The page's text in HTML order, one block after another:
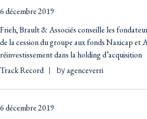
6 décembre 2019
Frieh, Brault & Associés conseille les
de la cession du groupe aux fonds Naxicap et
réinvestissement dans la holding d’acquisition
Track Record
byagenceverri
6 décembre 2019